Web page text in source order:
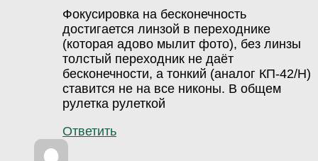
Фокусировка на бесконечность
достигается линзой в переходнике
(которая адово мылит фото), без линзы
толстый переходник не даёт
бесконечности, а тонкий (аналог КП-42/Н)
ставится не на все никоны. В общем
рулетка рулеткой
Ответить